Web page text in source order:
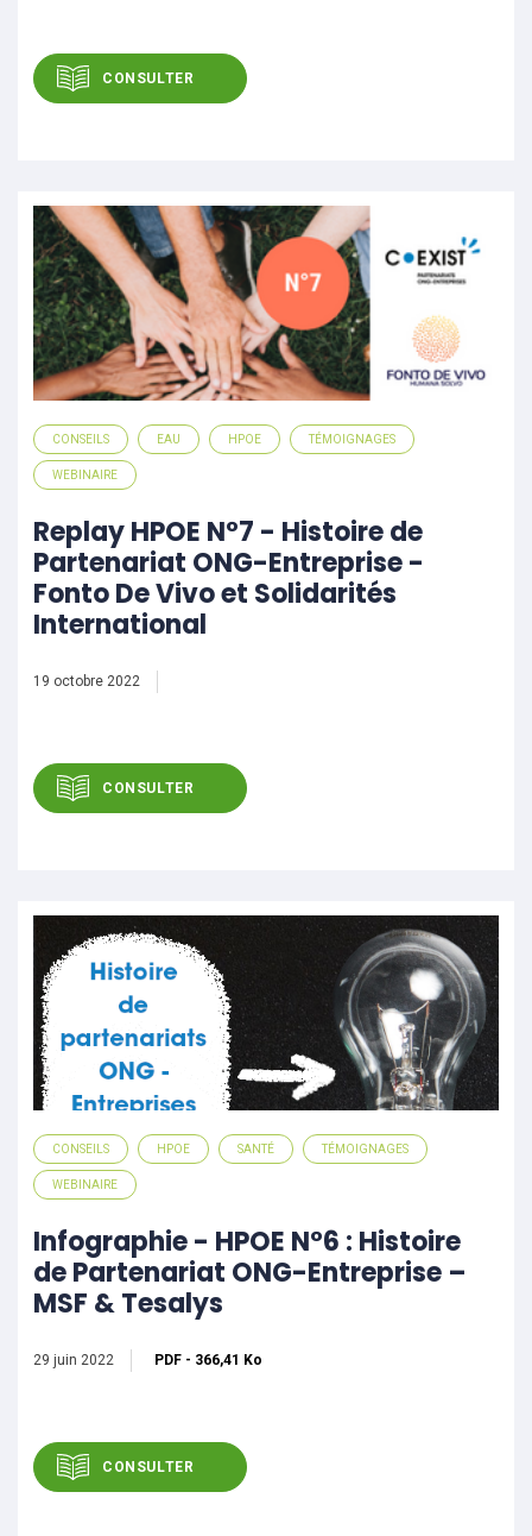
CONSULTER
CONSEILS EAU HPOE TÉMOIGNAGES
WEBINAIRE
Replay HPOE N°7 - Histoire de
Partenariat ONG-Entreprise -
Fonto De Vivo et Solidarités
International
19 octobre 2022
CONSULTER
CONSEILS HPOE SANTÉ TÉMOIGNAGES
WEBINAIRE
Infographie - HPOE N°6 : Histoire
de Partenariat ONG-Entreprise –
MSF & Tesalys
29 juin 2022 PDF - 366,41 Ko
CONSULTER